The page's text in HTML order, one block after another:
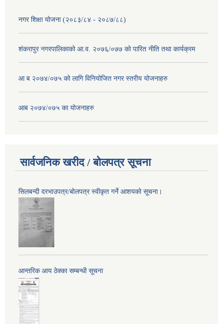
नगर शिक्षा योजना (२०८३/८४ - २०८७/८८)
शंकरापुर नगरपालिकाको आ.व. २०७६/०७७ को पारित नीति तथा कार्यक्रम
आ ब २०७४/०७५ को लागि विनियोजित नगर स्तरीय योजनाहरु
आब २०७४/०७५ का योजनाहरु
सार्वजनिक खरीद / बोलपत्र सूचना
सिलबन्दी दरभाउपत्र/बोलपत्र स्वीकृत गर्ने आशयको सूचना।
आन्तरिक आय ठेक्का सम्बन्धी सूचना